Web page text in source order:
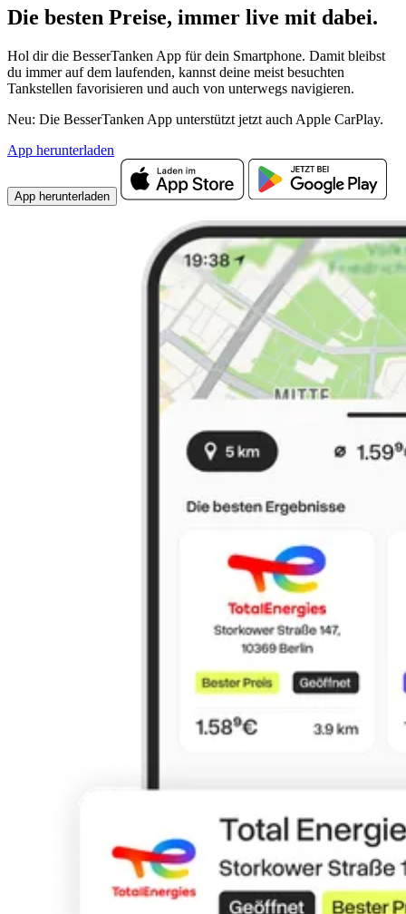
Die besten Preise, immer live mit dabei.
Hol dir die BesserTanken App für dein Smartphone. Damit bleibst
du immer auf dem laufenden, kannst deine meist besuchten
Tankstellen favorisieren und auch von unterwegs navigieren.
Neu: Die BesserTanken App unterstützt jetzt auch Apple CarPlay.
App herunterladen
App herunterladen